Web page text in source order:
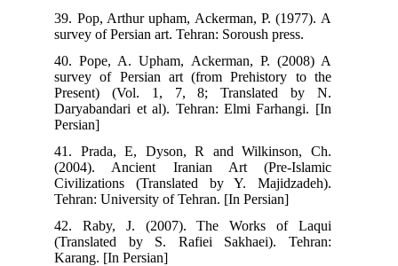
39. Pop, Arthur upham, Ackerman, P. (1977). A
survey of Persian art. Tehran: Soroush press.
40. Pope, A. Upham, Ackerman, P. (2008) A
survey of Persian art (from Prehistory to the
Present) (Vol. 1, 7, 8; Translated by N.
Daryabandari et al). Tehran: Elmi Farhangi. [In
41. Prada, E, Dyson, R and Wilkinson, Ch.
(2004). Ancient Iranian Art (Pre-Islamic
Civilizations (Translated by Y. Majidzadeh).
Tehran: University of Tehran. [In Persian]
42. Raby, J. (2007). The Works of Laqui
(Translated by S. Rafiei Sakhaei). Tehran:
Karang. [In Persian]